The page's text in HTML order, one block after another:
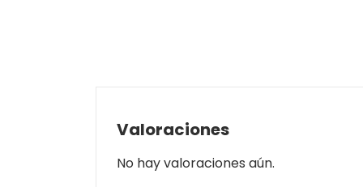
Valoraciones
No hay valoraciones aún.